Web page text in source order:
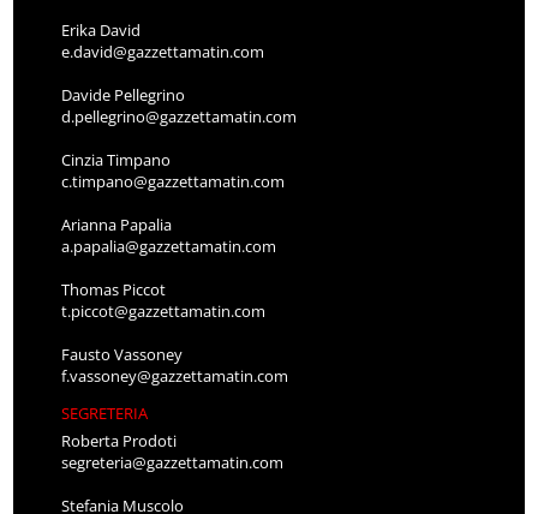
Erika David
e.david@gazzettamatin.com
Davide Pellegrino
d.pellegrino@gazzettamatin.com
Cinzia Timpano
c.timpano@gazzettamatin.com
Arianna Papalia
a.papalia@gazzettamatin.com
Thomas Piccot
t.piccot@gazzettamatin.com
Fausto Vassoney
f.vassoney@gazzettamatin.com
SEGRETERIA
Roberta Prodoti
segreteria@gazzettamatin.com
Stefania Muscolo